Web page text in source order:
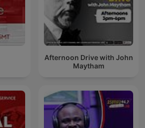
Afternoon Drive with John
Maytham